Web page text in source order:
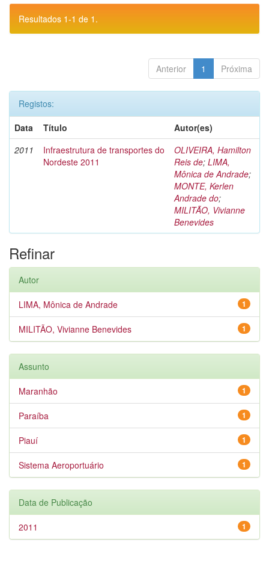
Resultados 1-1 de 1.
Anterior 1 Próxima
Registos:
Data
Título
Autor(es)
2011
Infraestrutura de transportes do
Nordeste 2011
OLIVEIRA, Hamilton
Reis de; LIMA,
Mônica de Andrade;
MONTE, Kerlen
Andrade do;
MILITÃO, Vivianne
Benevides
Refinar
Autor
1
LIMA, Mônica de Andrade
1
MILITÃO, Vivianne Benevides
Assunto
1
Maranhão
1
Paraíba
1
Piauí
1
Sistema Aeroportuário
Data de Publicação
1
2011